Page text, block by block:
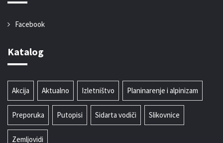
Facebook
Katalog
Akcija Aktualno Izletništvo Planinarenje i alpinizam
Preporuka Putopisi Sidarta vodiči Slikovnice
Zemljovidi